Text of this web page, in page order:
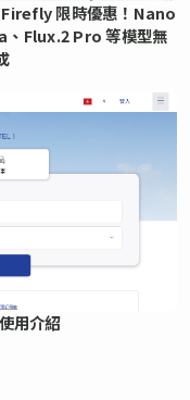
限時優惠！Nano
Flux.2 Pro 等模型無
用介紹